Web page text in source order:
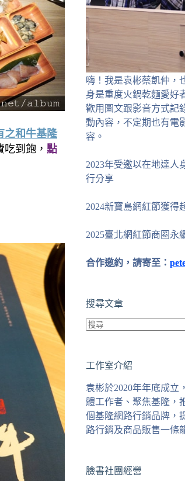
之和牛基隆
到飽， 點
嗨！我是袁彬蔡凱仲，
身是重度火鍋乾麵愛好
歡用圖文跟影音方式記
動內容，不定期也有電
容。
2023年受邀以在地達人
行分享
2024新寶島網紅節獲得
2025臺北網紅節商圈永
合作邀約，請寄至：
搜尋文章
到
合
條
件
的
果
工作室介紹
袁彬於2020年年底成立
體工作者、聚焦基隆，
個基隆網路行銷品牌，
路行銷及商品販售一條
臉書社團經營